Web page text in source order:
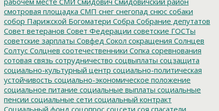
смотровая площадка СМП снег снегопад снюс собаки
собор Парижской Богоматери Собра Собрание депутатов
Совет ветеранов Совет Федерации советские ГОСТы
советские зарплаты Совфед Сокол сокращения Солнцев
Солтус Солцнев соотечественники Сопка соревнования
сотовая связь сотрудничество соцвыплаты соцзащита
социально-культурный центр социально-политическая
устойчивость социально-экономическое положение
социальное питание социальные выплаты социальные
пенсии социальные сети социальный контракт
Социальный фонд соцопрос соцсети соя спасатели